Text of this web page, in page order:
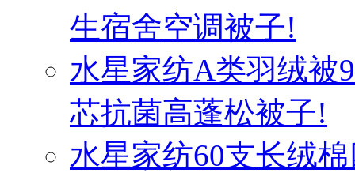
生宿舍空调被子!
水星家纺A类羽绒被
芯抗菌高蓬松被子!
水星家纺60支长绒